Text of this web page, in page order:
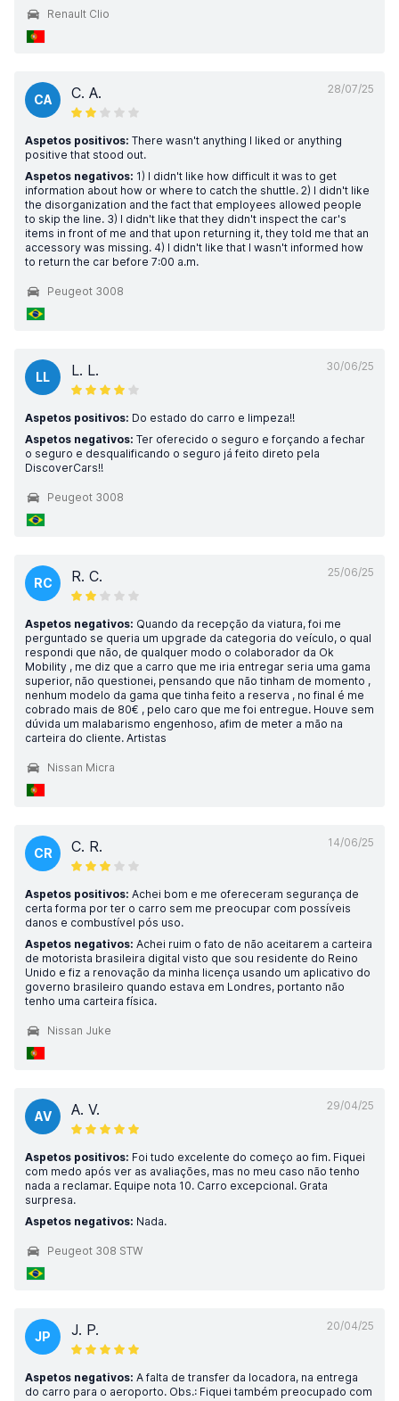
Renault Clio
28/07/25
CA C. A.
Aspetos positivos: There wasn't anything I liked or anything
positive that stood out.
Aspetos negativos: 1) I didn't like how difficult it was to get
information about how or where to catch the shuttle. 2) I didn't like
the disorganization and the fact that employees allowed people
to skip the line. 3) I didn't like that they didn't inspect the car's
items in front of me and that upon returning it, they told me that an
accessory was missing. 4) I didn't like that I wasn't informed how
to return the car before 7:00 a.m.
Peugeot 3008
30/06/25
LL L. L.
Aspetos positivos: Do estado do carro e limpeza!!
Aspetos negativos: Ter oferecido o seguro e forçando a fechar
o seguro e desqualificando o seguro já feito direto pela
DiscoverCars!!
Peugeot 3008
25/06/25
RC R. C.
Aspetos negativos: Quando da recepção da viatura, foi me
perguntado se queria um upgrade da categoria do veículo, o qual
respondi que não, de qualquer modo o colaborador da Ok
Mobility , me diz que a carro que me iria entregar seria uma gama
superior, não questionei, pensando que não tinham de momento ,
nenhum modelo da gama que tinha feito a reserva , no final é me
cobrado mais de 80€ , pelo caro que me foi entregue. Houve sem
dúvida um malabarismo engenhoso, afim de meter a mão na
carteira do cliente. Artistas
Nissan Micra
14/06/25
CR C. R.
Aspetos positivos: Achei bom e me ofereceram segurança de
certa forma por ter o carro sem me preocupar com possíveis
danos e combustível pós uso.
Aspetos negativos: Achei ruim o fato de não aceitarem a carteira
de motorista brasileira digital visto que sou residente do Reino
Unido e fiz a renovação da minha licença usando um aplicativo do
governo brasileiro quando estava em Londres, portanto não
tenho uma carteira física.
Nissan Juke
29/04/25
AV A. V.
Aspetos positivos: Foi tudo excelente do começo ao fim. Fiquei
com medo após ver as avaliações, mas no meu caso não tenho
nada a reclamar. Equipe nota 10. Carro excepcional. Grata
surpresa.
Aspetos negativos: Nada.
Peugeot 308 STW
20/04/25
JP J. P.
Aspetos negativos: A falta de transfer da locadora, na entrega
do carro para o aeroporto. Obs.: Fiquei também preocupado com